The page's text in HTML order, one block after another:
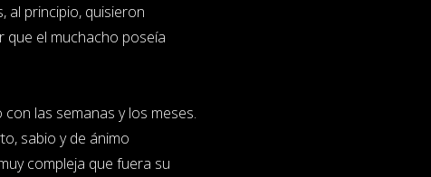
al principio, quisieron
el muchacho poseía
las semanas y los meses.
sabio y de ánimo
compleja que fuera su